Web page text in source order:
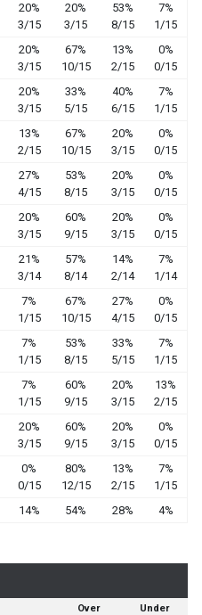
20%
3/15
20%
3/15
53%
8/15
7%
1/15
20%
3/15
67%
10/15
13%
2/15
0%
0/15
20%
3/15
33%
5/15
40%
6/15
7%
1/15
13%
2/15
67%
10/15
20%
3/15
0%
0/15
27%
4/15
53%
8/15
20%
3/15
0%
0/15
20%
3/15
60%
9/15
20%
3/15
0%
0/15
21%
3/14
57%
8/14
14%
2/14
7%
1/14
7%
1/15
67%
10/15
27%
4/15
0%
0/15
7%
1/15
53%
8/15
33%
5/15
7%
1/15
7%
1/15
60%
9/15
20%
3/15
13%
2/15
20%
3/15
60%
9/15
20%
3/15
0%
0/15
0%
0/15
80%
12/15
13%
2/15
7%
1/15
14% 54% 28% 4%
Over Under